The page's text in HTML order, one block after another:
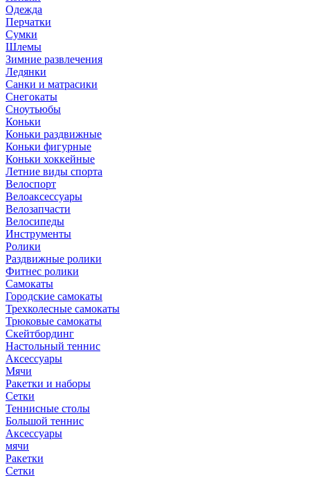
Одежда
Перчатки
Сумки
Шлемы
Зимние развлечения
Ледянки
Санки и матрасики
Снегокаты
Сноутьюбы
Коньки
Коньки раздвижные
Коньки фигурные
Коньки хоккейные
Летние виды спорта
Велоспорт
Велоаксессуары
Велозапчасти
Велосипеды
Инструменты
Ролики
Раздвижные ролики
Фитнес ролики
Самокаты
Городские самокаты
Трехколесные самокаты
Трюковые самокаты
Скейтбординг
Настольный теннис
Аксессуары
Мячи
Ракетки и наборы
Сетки
Теннисные столы
Большой теннис
Аксессуары
мячи
Ракетки
Сетки